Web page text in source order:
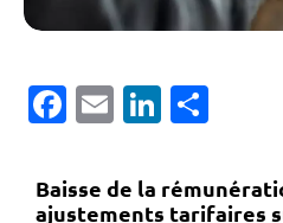
Facebook
Email
Baisse de la
ajustements tarifaires